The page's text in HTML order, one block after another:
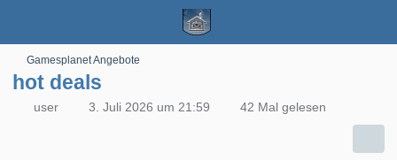
Gamesplanet Angebote
hot deals
user 3. Juli 2026 um 21:59 42 Mal gelesen